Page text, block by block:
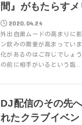
間』がもたらす
2020.04.24
外出自粛ムードの高まりに
ン飲みの需要が高まってい
化があるのはご存じでしょ
の前に相手がいるという臨...
DJ配信のその先
れたクラブイベ